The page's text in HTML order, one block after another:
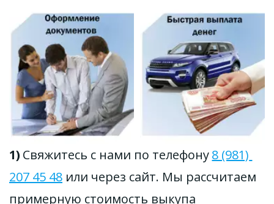
1) Свяжитесь с нами по телефону 8 (981)
207 45 48 или через сайт. Мы рассчитаем
примерную стоимость выкупа